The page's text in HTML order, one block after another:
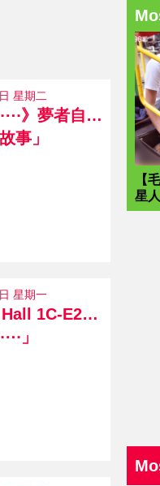
星期二
《自由係⋯⋯》夢者自白（一）
事」
星期一
2019 書展 Hall 1C-E24 攤位
」
【
星人